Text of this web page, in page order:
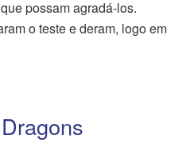
possam agradá-los.
o teste e deram, logo em